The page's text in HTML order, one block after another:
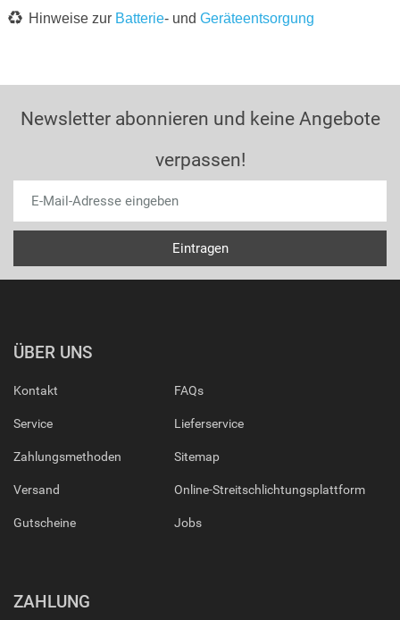
Hinweise zur Batterie- und Geräteentsorgung
Newsletter abonnieren und keine Angebote
verpassen!
ÜBER UNS
Kontakt
Service
Zahlungsmethoden
Versand
Gutscheine
FAQs
Lieferservice
Sitemap
Online-Streitschlichtungsplattform
Jobs
ZAHLUNG